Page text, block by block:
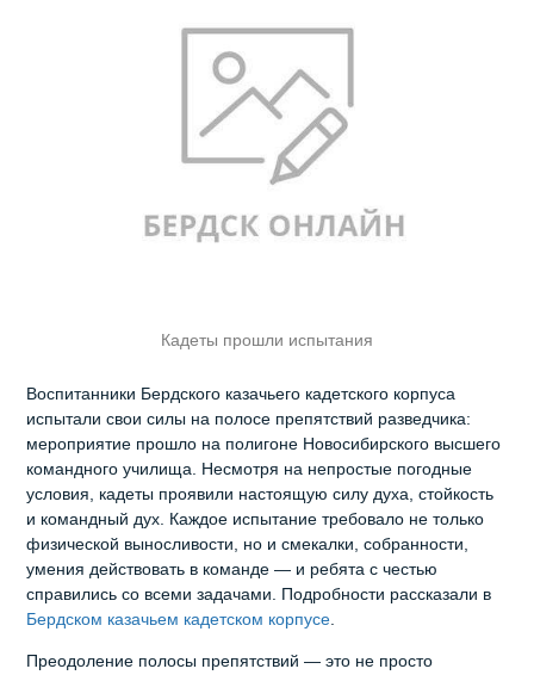
Кадеты прошли испытания
Воспитанники Бердского казачьего кадетского корпуса
испытали свои силы на полосе препятствий разведчика:
мероприятие прошло на полигоне Новосибирского высшего
командного училища. Несмотря на непростые погодные
условия, кадеты проявили настоящую силу духа, стойкость
и командный дух. Каждое испытание требовало не только
физической выносливости, но и смекалки, собранности,
умения действовать в команде — и ребята с честью
справились со всеми задачами. Подробности рассказали в
Бердском казачьем кадетском корпусе.
Преодоление полосы препятствий — это не просто